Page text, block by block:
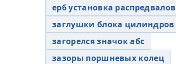
ер6 установка распредвалов
заглушки блока цилиндров
загорелся значок абс
зазоры поршневых колец